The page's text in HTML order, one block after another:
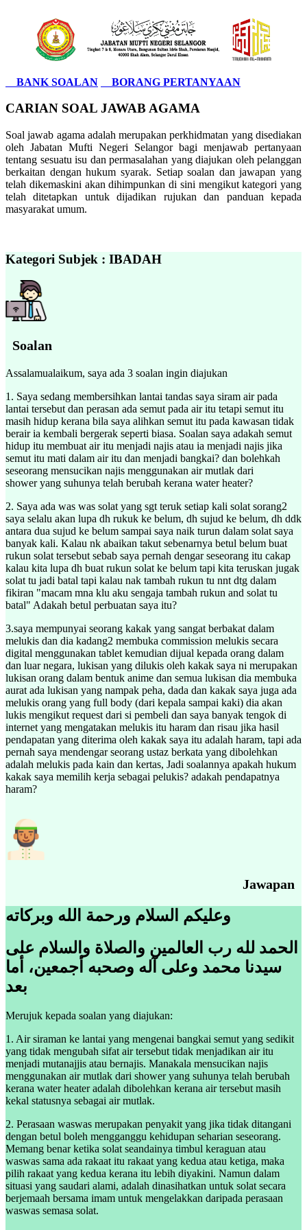
BANK SOALAN BORANG PERTANYAAN
CARIAN SOAL JAWAB AGAMA
Soal jawab agama adalah merupakan perkhidmatan yang disediakan
oleh Jabatan Mufti Negeri Selangor bagi menjawab pertanyaan
tentang sesuatu isu dan permasalahan yang diajukan oleh pelanggan
berkaitan dengan hukum syarak. Setiap soalan dan jawapan yang
telah dikemaskini akan dihimpunkan di sini mengikut kategori yang
telah ditetapkan untuk dijadikan rujukan dan panduan kepada
masyarakat umum.
Kategori Subjek : IBADAH
Soalan
Assalamualaikum, saya ada 3 soalan ingin diajukan
1. Saya sedang membersihkan lantai tandas saya siram air pada
lantai tersebut dan perasan ada semut pada air itu tetapi semut itu
masih hidup kerana bila saya alihkan semut itu pada kawasan tidak
berair ia kembali bergerak seperti biasa. Soalan saya adakah semut
hidup itu membuat air itu menjadi najis atau ia menjadi najis jika
semut itu mati dalam air itu dan menjadi bangkai? dan bolehkah
seseorang mensucikan najis menggunakan air mutlak dari
shower yang suhunya telah berubah kerana water heater?
2. Saya ada was was solat yang sgt teruk setiap kali solat sorang2
saya selalu akan lupa dh rukuk ke belum, dh sujud ke belum, dh ddk
antara dua sujud ke belum sampai saya naik turun dalam solat saya
banyak kali. Kalau nk abaikan takut sebenarnya betul belum buat
rukun solat tersebut sebab saya pernah dengar seseorang itu cakap
kalau kita lupa dh buat rukun solat ke belum tapi kita teruskan jugak
solat tu jadi batal tapi kalau nak tambah rukun tu nnt dtg dalam
fikiran "macam mna klu aku sengaja tambah rukun and solat tu
batal" Adakah betul perbuatan saya itu?
3.saya mempunyai seorang kakak yang sangat berbakat dalam
melukis dan dia kadang2 membuka commission melukis secara
digital menggunakan tablet kemudian dijual kepada orang dalam
dan luar negara, lukisan yang dilukis oleh kakak saya ni merupakan
lukisan orang dalam bentuk anime dan semua lukisan dia membuka
aurat ada lukisan yang nampak peha, dada dan kakak saya juga ada
melukis orang yang full body (dari kepala sampai kaki) dia akan
lukis mengikut request dari si pembeli dan saya banyak tengok di
internet yang mengatakan melukis itu haram dan risau jika hasil
pendapatan yang diterima oleh kakak saya itu adalah haram, tapi ada
pernah saya mendengar seorang ustaz berkata yang dibolehkan
adalah melukis pada kain dan kertas, Jadi soalannya apakah hukum
kakak saya memilih kerja sebagai pelukis? adakah pendapatnya
haram?
Jawapan
وعليكم السلام ورحمة الله وبركاته
الحمد لله رب العالمين والصلاة والسلام على
سيدنا محمد وعلى آله وصحبه أجمعين، أما
بعد
Merujuk kepada soalan yang diajukan:
1. Air siraman ke lantai yang mengenai bangkai semut yang sedikit
yang tidak mengubah sifat air tersebut tidak menjadikan air itu
menjadi mutanajjis atau bernajis. Manakala mensucikan najis
menggunakan air mutlak dari shower yang suhunya telah berubah
kerana water heater adalah dibolehkan kerana air tersebut masih
kekal statusnya sebagai air mutlak.
2. Perasaan waswas merupakan penyakit yang jika tidak ditangani
dengan betul boleh mengganggu kehidupan seharian seseorang.
Memang benar ketika solat seandainya timbul keraguan atau
waswas sama ada rakaat itu rakaat yang kedua atau ketiga, maka
pilih rakaat yang kedua kerana itu lebih diyakini. Namun dalam
situasi yang saudari alami, adalah dinasihatkan untuk solat secara
berjemaah bersama imam untuk mengelakkan daripada perasaan
waswas semasa solat.